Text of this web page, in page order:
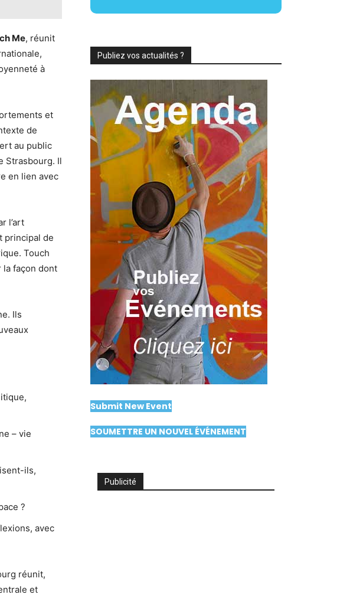
Me, réunit
à
et
de
au public
Strasbourg. Il
en lien avec
l’art
principal de
Touch
la façon dont
Ils
– vie
ils,
?
avec
réunit,
et
Publiez vos actualités ?
Submit New Event
SOUMETTRE UN NOUVEL ÉVÉNEMENT
Publicité